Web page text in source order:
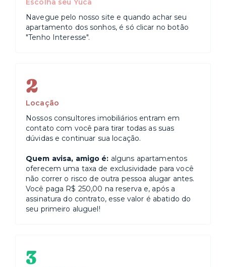
Escolha seu Yuca
Navegue pelo nosso site e quando achar seu
apartamento dos sonhos, é só clicar no botão
"Tenho Interesse".
2
Locação
Nossos consultores imobiliários entram em
contato com você para tirar todas as suas
dúvidas e continuar sua locação.
Quem avisa, amigo é: alguns apartamentos
oferecem uma taxa de exclusividade para você
não correr o risco de outra pessoa alugar antes.
Você paga R$ 250,00 na reserva e, após a
assinatura do contrato, esse valor é abatido do
seu primeiro aluguel!
3